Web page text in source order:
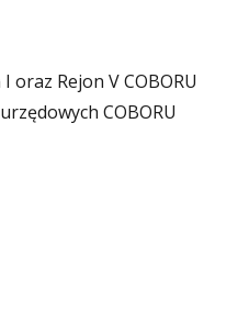
oraz Rejon V COBORU
COBORU